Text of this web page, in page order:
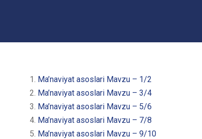
Ma’naviyat asoslari Mavzu – 1/2
Ma’naviyat asoslari Mavzu – 3/4
Ma’naviyat asoslari Mavzu – 5/6
Ma’naviyat asoslari Mavzu – 7/8
Ma’naviyat asoslari Mavzu – 9/10